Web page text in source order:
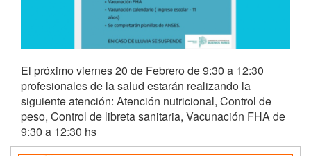
El próximo viernes 20 de Febrero de 9:30 a 12:30
profesionales de la salud estarán realizando la
siguiente atención: Atención nutricional, Control de
peso, Control de libreta sanitaria, Vacunación FHA de
9:30 a 12:30 hs